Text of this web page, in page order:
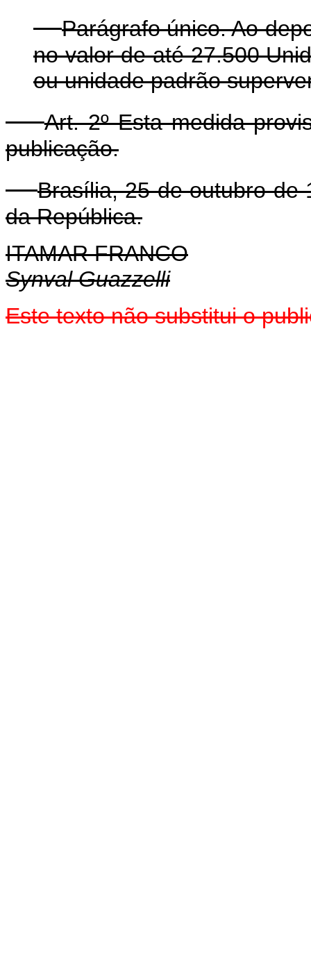
Parágrafo único. Ao
no valor de até 27.500
ou unidade padrão
Art. 2º Esta medida
publicação.
Brasília, 25 de outubro de
da República.
ITAMAR FRANCO
Synval Guazzelli
Este texto não substitui o